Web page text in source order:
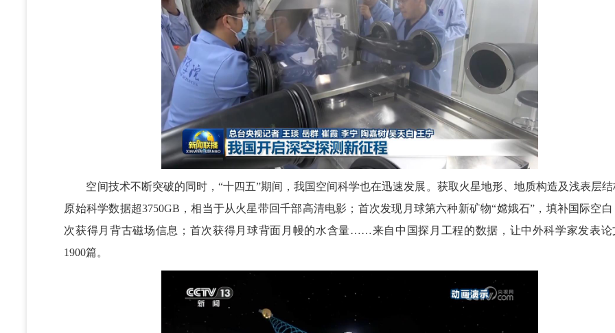
空间技术不断突破的同时，“十四五”期间，我国空间科学也在迅速发展。获取火星地形、地质构造及浅表层结
原始科学数据超3750GB，相当于从火星带回千部高清电影；首次发现月球第六种新矿物“嫦娥石”，填补国际空
次获得月背古磁场信息；首次获得月球背面月幔的水含量……来自中国探月工程的数据，让中外科学家发表论
1900篇。